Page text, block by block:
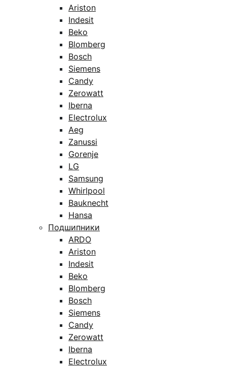
Ariston
Indesit
Beko
Blomberg
Bosch
Siemens
Candy
Zerowatt
Iberna
Electrolux
Aeg
Zanussi
Gorenje
LG
Samsung
Whirlpool
Bauknecht
Hansa
Подшипники
ARDO
Ariston
Indesit
Beko
Blomberg
Bosch
Siemens
Candy
Zerowatt
Iberna
Electrolux